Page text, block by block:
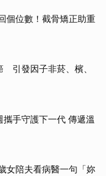
個位數！截骨矯正助重
引發因子非菸、檳、
手守護下一代 傳遞溫
女陪夫看病醫一句「妳